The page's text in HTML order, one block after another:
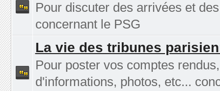
Pour discuter des arrivées et
concernant le PSG
La vie des tribunes
Pour poster vos comptes
d'informations, photos, etc...